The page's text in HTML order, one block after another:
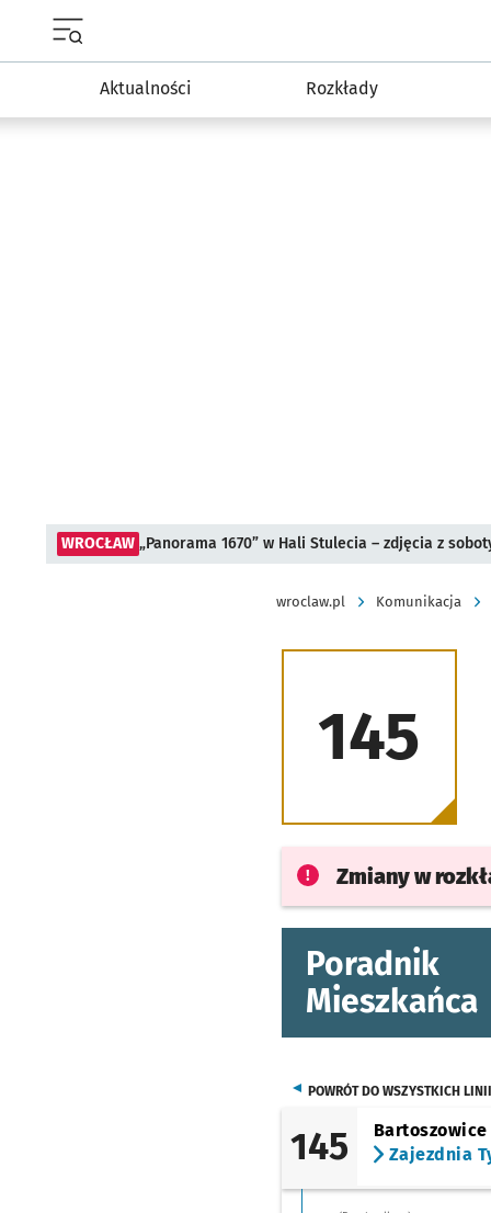
Aktualności Rozkłady
WROCŁAW „Panorama 1670” w Hali Stulecia – zdjęcia z
wroclaw.pl Komunikacja
145
Zmiany w
Poradnik
Mieszkańca
POWRÓT DO WSZYSTKICH LINII
145
Bartoszowice
Zajezdnia